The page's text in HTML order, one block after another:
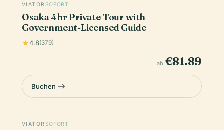
VIATOR SOFORT
Osaka 4hr Private Tour with
Government-Licensed Guide
4.8(379)
ab €81.89
Buchen
VIATOR SOFORT